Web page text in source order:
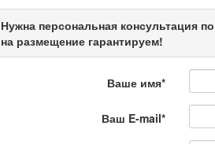
Кто поможет
Сделано в Актобе /
Нужна персональная консультация
на размещение гарантируем!
Ваше имя*
Ваш E-mail*